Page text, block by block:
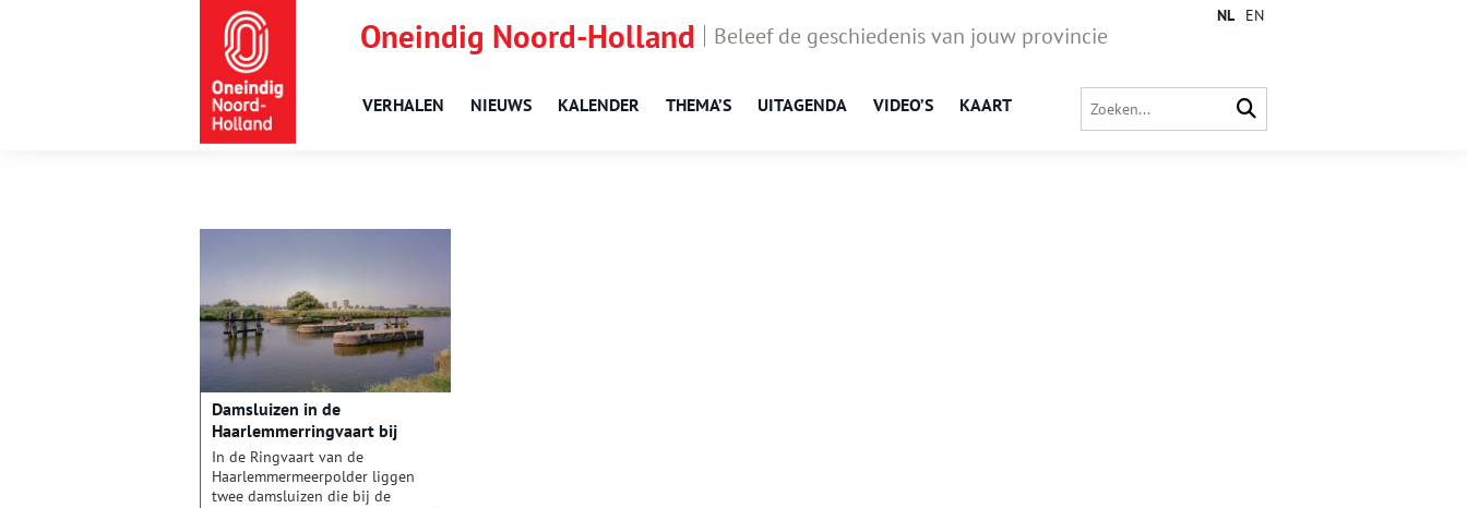
Oneindig Noord-Holland Beleef de geschiedenis van jouw provincie
VERHALEN NIEUWS KALENDER THEMA’S UITAGENDA VIDEO’S KAART
NL EN
Damsluizen in de
Haarlemmerringvaart bij
Halfweg en Vijfhuizen
In de Ringvaart van de
Haarlemmermeerpolder liggen
twee damsluizen die bij de